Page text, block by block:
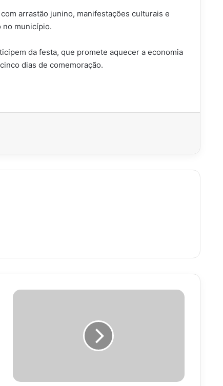
arrastão junino, manifestações culturais e
no município.
da festa, que promete aquecer a economia
dias de comemoração.
Copa
e